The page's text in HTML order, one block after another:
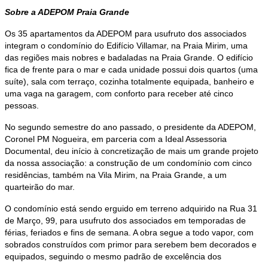
Sobre a ADEPOM Praia Grande
Os 35 apartamentos da ADEPOM para usufruto dos associados
integram o condomínio do Edifício Villamar, na Praia Mirim, uma
das regiões mais nobres e badaladas na Praia Grande. O edifício
fica de frente para o mar e cada unidade possui dois quartos (uma
suíte), sala com terraço, cozinha totalmente equipada, banheiro e
uma vaga na garagem, com conforto para receber até cinco
pessoas.
No segundo semestre do ano passado, o presidente da ADEPOM,
Coronel PM Nogueira, em parceria com a Ideal Assessoria
Documental, deu início à concretização de mais um grande projeto
da nossa associação: a construção de um condomínio com cinco
residências, também na Vila Mirim, na Praia Grande, a um
quarteirão do mar.
O condomínio está sendo erguido em terreno adquirido na Rua 31
de Março, 99, para usufruto dos associados em temporadas de
férias, feriados e fins de semana. A obra segue a todo vapor, com
sobrados construídos com primor para serebem bem decorados e
equipados, seguindo o mesmo padrão de excelência dos